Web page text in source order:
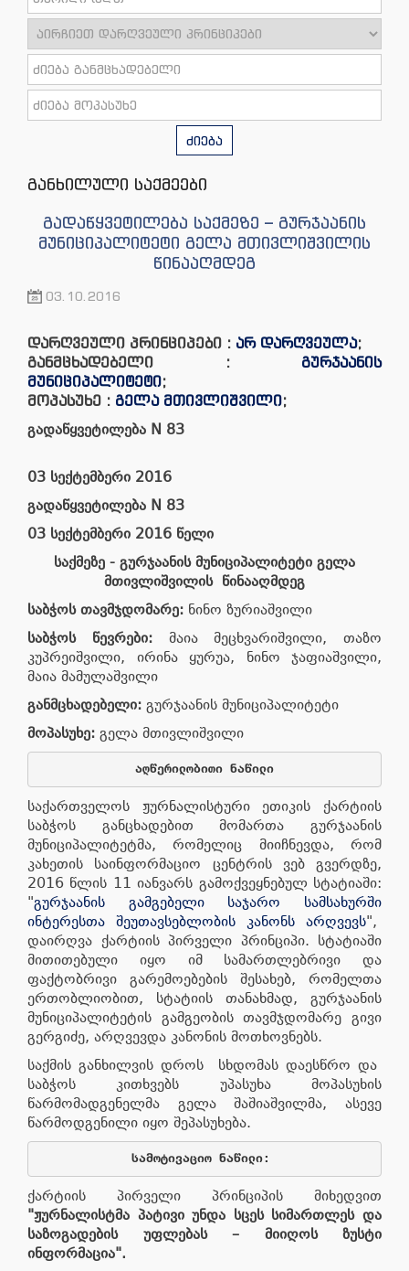
ძიება
განხილული საქმეები
გადაწყვეტილება საქმეზე – გურჯაანის
მუნიციპალიტეტი გელა მთივლიშვილის
წინააღმდეგ
03.10.2016
დარღვეული პრინციპები : არ დარღვეულა;
განმცხადებელი : გურჯაანის
მუნიციპალიტეტი;
მოპასუხე : გელა მთივლიშვილი;
გადაწყვეტილება N 83
03 სექტემბერი 2016
გადაწყვეტილება N 83
03 სექტემბერი 2016 წელი
საქმეზე - გურჯაანის მუნიციპალიტეტი გელა
მთივლიშვილის წინააღმდეგ
საბჭოს თავმჯდომარე: ნინო ზურიაშვილი
საბჭოს
წევრები:მაია მეცხვარიშვილი, თაზო
კუპრეიშვილი, ირინა ყურუა, ნინო ჯაფიაშვილი,
მაია მამულაშვილი
განმცხადებელი: გურჯაანის მუნიციპალიტეტი
მოპასუხე: გელა მთივლიშვილი
აღწერილობითი ნაწილი
საქართველოს ჟურნალისტური ეთიკის ქარტიის
საბჭოს განცხადებით მომართა გურჯაანის
მუნიციპალიტეტმა, რომელიც მიიჩნევდა, რომ
კახეთის საინფორმაციო ცენტრის ვებ გვერდზე,
2016 წლის 11 იანვარს გამოქვეყნებულ სტატიაში:
"გურჯაანის გამგებელი საჯარო სამსახურში
ინტერესთა შეუთავსებლობის კანონს არღვევს",
დაირღვა ქარტიის პირველი პრინციპი. სტატიაში
მითითებული იყო იმ სამართლებრივი და
ფაქტობრივი გარემოებების შესახებ, რომელთა
ერთობლიობით, სტატიის თანახმად, გურჯაანის
მუნიციპალიტეტის გამგეობის თავმჯდომარე გივი
გერგიძე, არღვევდა კანონის მოთხოვნებს.
საქმის განხილვის დროს სხდომას დაესწრო და
საბჭოს კითხვებს უპასუხა მოპასუხის
წარმომადგენელმა გელა შაშიაშვილმა, ასევე
წარმოდგენილი იყო შეპასუხება.
სამოტივაციო ნაწილი:
ქარტიის პირველი პრინციპის მიხედვით
"ჟურნალისტმა პატივი უნდა სცეს სიმართლეს და
საზოგადების
უფლებას – მიიღოს
ზუსტი
ინფორმაცია".